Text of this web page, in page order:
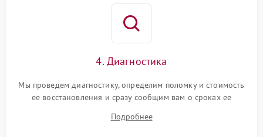
4. Диагностика
Мы проведем диагностику, определим поломку и стоимость
ее восстановления и сразу сообщим вам о сроках ее
Подробнее